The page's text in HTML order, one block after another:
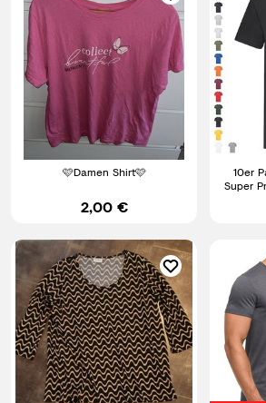
🩷Damen Shirt🩷
2,00 €
10er
Super